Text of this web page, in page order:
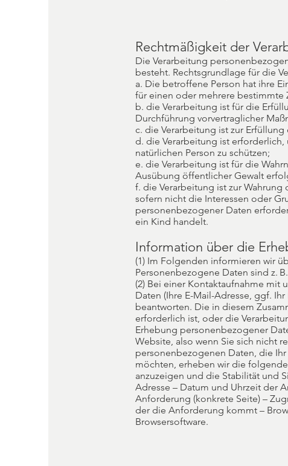
Rechtmäßigkeit der
Die Verarbeitung
besteht. Rechtsgrundlage für die
a. Die betroffene Person hat ihre
für einen oder mehrere bestimmte
b. die Verarbeitung ist für die
Durchführung vorvertraglicher
c. die Verarbeitung ist zur
d. die Verarbeitung ist
natürlichen Person zu schützen;
e. die Verarbeitung ist für die
Ausübung öffentlicher Gewalt
f. die Verarbeitung ist zur
sofern nicht die Interessen oder
personenbezogener Daten
ein Kind handelt.
Information über die
(1) Im Folgenden informieren wir
Personenbezogene Daten sind z.
(2) Bei einer Kontaktaufnahme
Daten (Ihre E-Mail-Adresse, ggf.
beantworten. Die in diesem
erforderlich ist, oder die
Erhebung personenbezogener
Website, also wenn Sie sich nicht
personenbezogenen Daten, die
möchten, erheben wir die
anzuzeigen und die Stabilität und
Adresse – Datum und Uhrzeit der
Anforderung (konkrete Seite) –
der die Anforderung kommt –
Browsersoftware.